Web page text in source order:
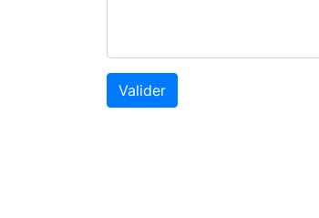
Valider